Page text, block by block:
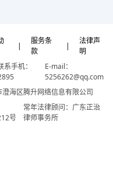
|
服务条
款
|
法律声
明
手机：
E-mail：
5256262@qq.com
海区腾升网络信息有限公司
号
常年法律顾问：广东正治
律师事务所